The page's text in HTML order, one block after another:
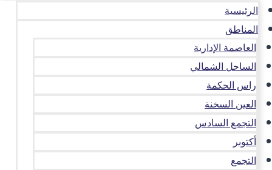
الرئيسية
المناطق
العاصمة الإدارية
الساحل الشمالي
راس الحكمة
العين السخنة
التجمع السادس
أكتوبر
التجمع